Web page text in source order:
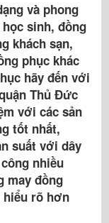
và phong
sinh, đồng
khách sạn,
phục khác
hãy đến với
Thủ Đức
với các sản
tốt nhất,
suất với dây
nhiều
may đồng
hiểu rõ hơn